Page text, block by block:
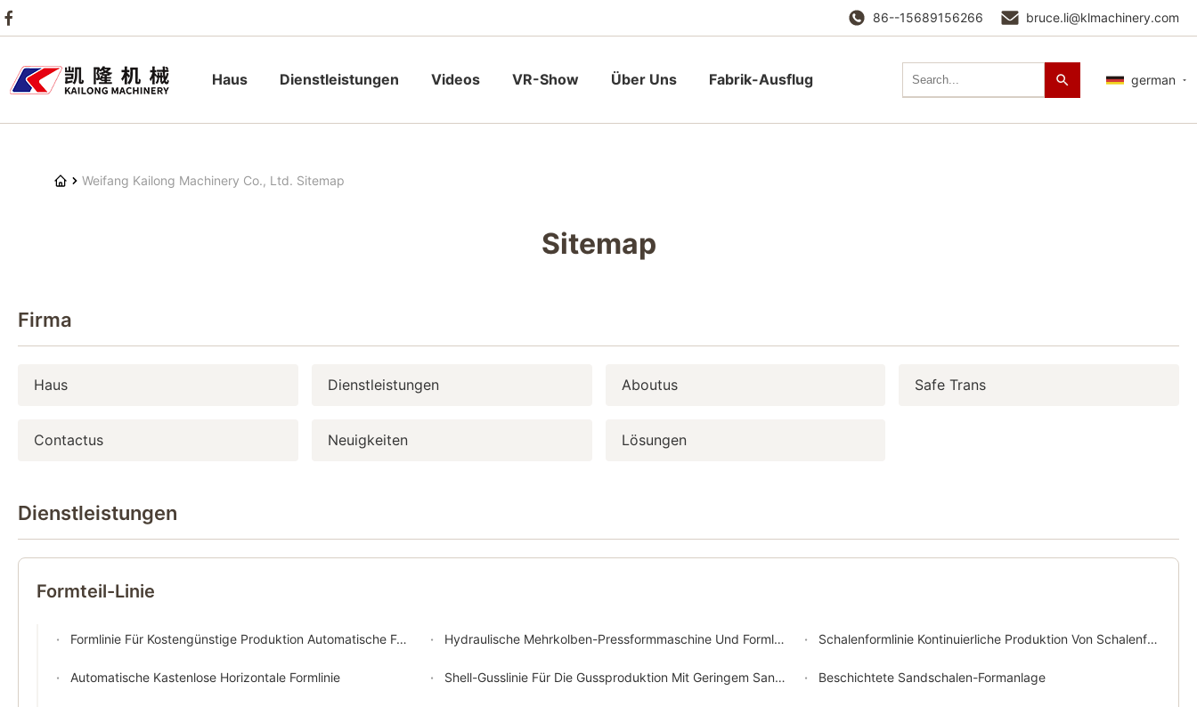
86--15689156266 bruce.li@klmachinery.com
Haus Dienstleistungen Videos VR-Show Über Uns Fabrik-Ausflug german
Weifang Kailong Machinery Co., Ltd. Sitemap
Sitemap
Firma
Haus Dienstleistungen Aboutus Safe Trans
Contactus Neuigkeiten Lösungen
Dienstleistungen
Formteil-Linie
Formlinie Für Kostengünstige Produktion Automatische Formmaschine Gießerei Gießmaschine Hydraulische Mehrkolben-Pressformmaschine Und Formlinie Schalenformlinie Kontinuierliche Produktion Von Schalenformverfahren
Automatische Kastenlose Horizontale Formlinie Shell-Gusslinie Für Die Gussproduktion Mit Geringem Sandverbrauch, Weniger Staubverschmutzung Und Besserer Oberflächenveredelung Beschichtete Sandschalen-Formanlage